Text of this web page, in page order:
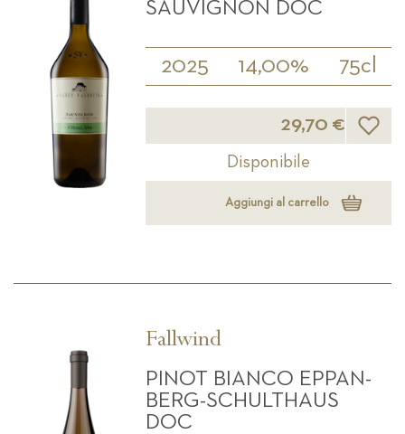
SAUVIGNON DOC
2025 14,00% 75cl
29,70 € Lista
Disponibile
Aggiungi al carrello
Fallwind
PINOT BIANCO EPPAN-
BERG-SCHULTHAUS
DOC